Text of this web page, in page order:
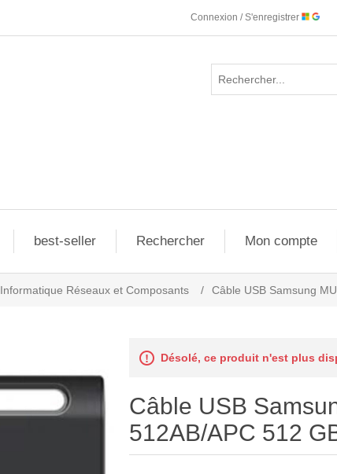
Connexion / S'enregistrer
best-seller Rechercher Mon compte
Informatique Réseaux et Composants / Câble USB Samsung
Désolé, ce produit n'est plus
Câble USB
512AB/APC 512